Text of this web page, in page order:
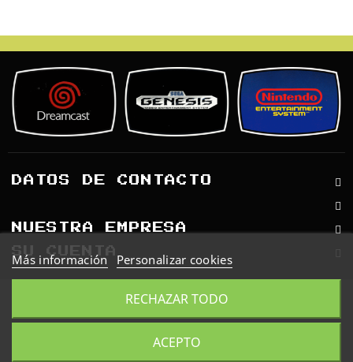
Videojuegos
DATOS DE CONTACTO
NUESTRA EMPRESA
SU CUENTA
Más información Personalizar cookies
RECHAZAR TODO
ACEPTO
© 2026 - Software Ecommerce